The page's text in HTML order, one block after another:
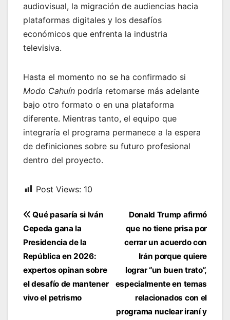
audiovisual, la migración de audiencias hacia
plataformas digitales y los desafíos
económicos que enfrenta la industria
televisiva.
Hasta el momento no se ha confirmado si
Modo Cahuín podría retomarse más adelante
bajo otro formato o en una plataforma
diferente. Mientras tanto, el equipo que
integraría el programa permanece a la espera
de definiciones sobre su futuro profesional
dentro del proyecto.
Post Views: 10
Navegación
de
entradas
Donald Trump afirmó
que no tiene prisa por
cerrar un acuerdo con
Irán porque quiere
lograr “un buen trato”,
especialmente en temas
relacionados con el
programa nuclear iraní y
Qué pasaría si Iván
Cepeda gana la
Presidencia de la
República en 2026:
expertos opinan sobre
el desafío de mantener
vivo el petrismo